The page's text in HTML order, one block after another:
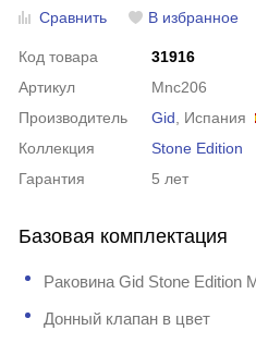
Сравнить В избранное
Код товара
31916
Артикул
Mnc206
Производитель
Gid , Испания
Коллекция
Stone Edition
Гарантия
5 лет
Базовая комплектация
Раковина Gid Stone Edition
Донный клапан в цвет